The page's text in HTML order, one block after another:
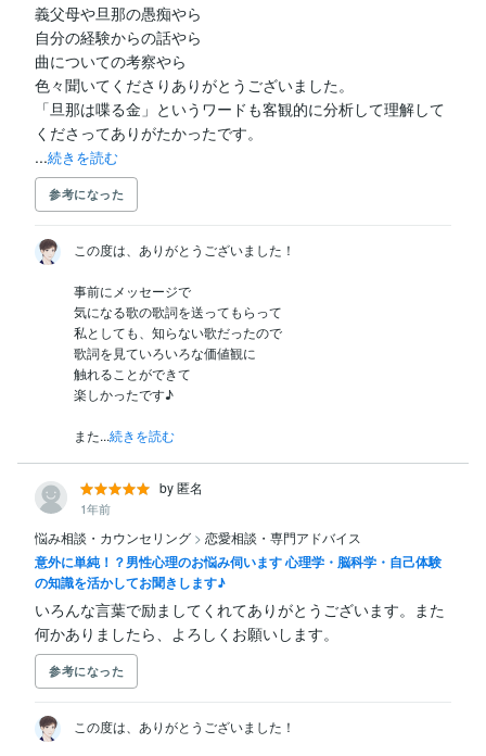
義父母や旦那の愚痴やら
自分の経験からの話やら
曲についての考察やら
色々聞いてくださりありがとうございました。
「旦那は喋る金」というワードも客観的に分析して理解して
くださってありがたかったです。
...続きを読む
参考になった
この度は、ありがとうございました！
事前にメッセージで
気になる歌の歌詞を送ってもらって
私としても、知らない歌だったので
歌詞を見ていろいろな価値観に
触れることができて
楽しかったです♪
また...続きを読む
by 匿名
1年前
悩み相談・カウンセリング > 恋愛相談・専門アドバイス
意外に単純！？男性心理のお悩み伺います 心理学・脳科学・自己体験
の知識を活かしてお聞きします♪
いろんな言葉で励ましてくれてありがとうございます。また
何かありましたら、よろしくお願いします。
参考になった
この度は、ありがとうございました！